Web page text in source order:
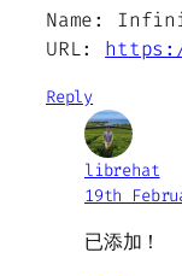
Name:
URL:
Reply
librehat
19th
已添加！